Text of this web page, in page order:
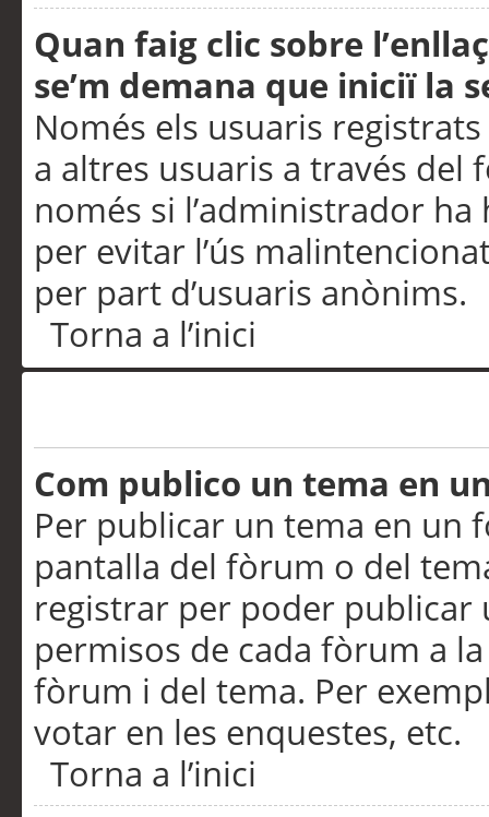
Quan faig clic sobre
se’m demana que iniciï la
Només els usuaris
a altres usuaris a través
només si l’administrador
per evitar l’ús
per part d’usuaris anònims.
Torna a l’inici
Com publico un tema en
Per publicar un tema en un
pantalla del fòrum o del
registrar per poder publicar
permisos de cada fòrum a
fòrum i del tema. Per
votar en les enquestes, etc.
Torna a l’inici